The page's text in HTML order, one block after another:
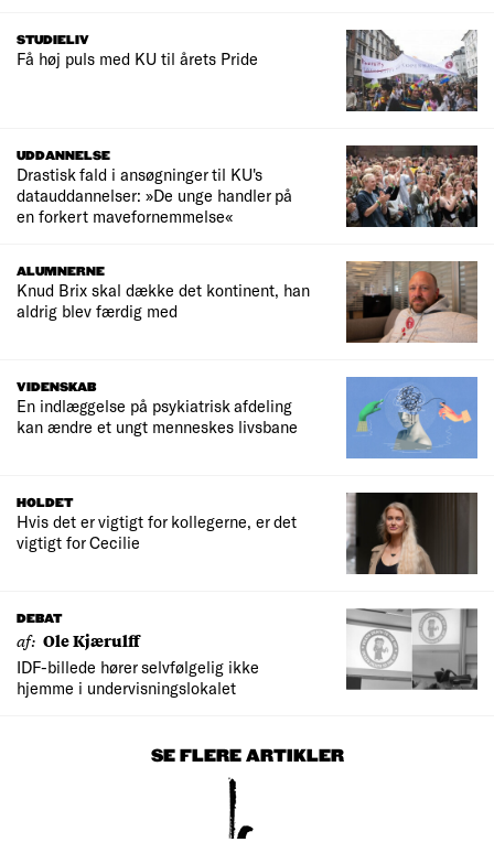
STUDIELIV
Få høj puls med KU til årets Pride
UDDANNELSE
Drastisk fald i ansøgninger til KU's
datauddannelser: »De unge handler på
en forkert mavefornemmelse«
ALUMNERNE
Knud Brix skal dække det kontinent, han
aldrig blev færdig med
VIDENSKAB
En indlæggelse på psykiatrisk afdeling
kan ændre et ungt menneskes livsbane
HOLDET
Hvis det er vigtigt for kollegerne, er det
vigtigt for Cecilie
DEBAT
af: Ole Kjærulff
IDF-billede hører selvfølgelig ikke
hjemme i undervisningslokalet
SE FLERE ARTIKLER